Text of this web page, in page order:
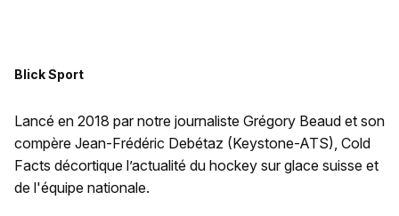
Blick Sport
Lancé en 2018 par notre journaliste Grégory Beaud et son
compère Jean-Frédéric Debétaz (Keystone-ATS), Cold
Facts décortique l’actualité du hockey sur glace suisse et
de l'équipe nationale.